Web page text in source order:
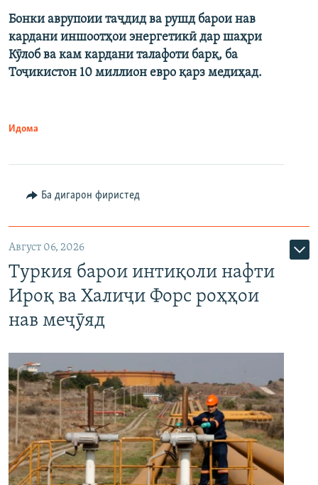
Бонки аврупоии таҷдид ва рушд барои нав
кардани иншоотҳои энергетикӣ дар шаҳри
Кӯлоб ва кам кардани талафоти барқ, ба
Тоҷикистон 10 миллион евро қарз медиҳад.
Идома
Ба дигарон фиристед
Август 06, 2026
Туркия барои интиқоли нафти
Ироқ ва Халиҷи Форс роҳҳои
нав меҷӯяд